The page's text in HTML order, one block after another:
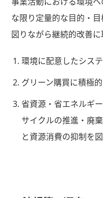
な限り定量的な目的・
図りながら継続的改善に
環境に配意したシス
グリーン購買に積極的
省資源・省エネルギ
サイクルの推進・廃
と資源消費の抑制を図